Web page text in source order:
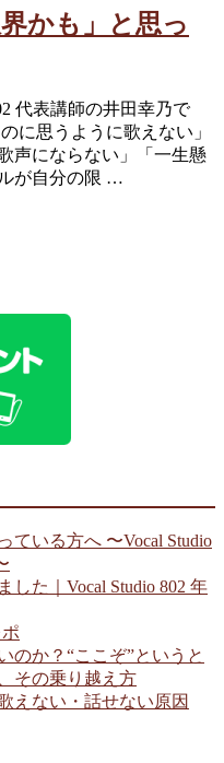
かも」と思っ
代表講師の井田幸乃で
に思うように歌えない」
声にならない」「一生懸
が自分の限 …
ている方へ 〜Vocal Studio
した｜Vocal Studio 802 年
のか？“ここぞ”というと
その乗り越え方
えない・話せない原因